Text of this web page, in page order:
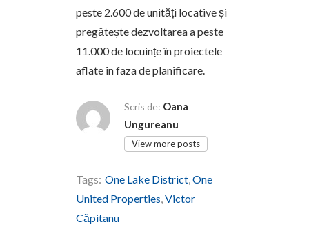
peste 2.600 de unități locative și
pregătește dezvoltarea a peste
11.000 de locuințe în proiectele
aflate în faza de planificare.
Scris de: Oana
Ungureanu
View more posts
Tags: One Lake District,One
United Properties,Victor
Căpitanu